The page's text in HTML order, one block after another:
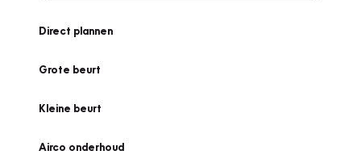
Direct plannen
Grote beurt
Kleine beurt
Airco onderhoud